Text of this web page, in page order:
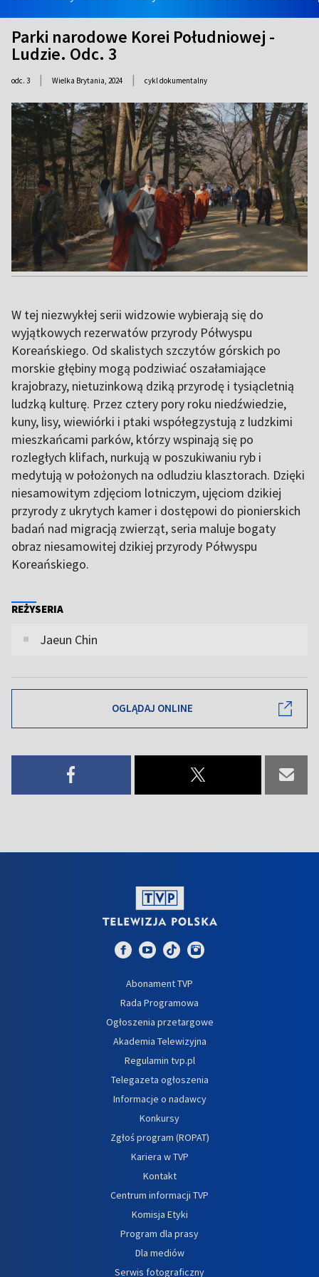
Parki narodowe Korei Południowej -
Ludzie. Odc. 3
odc. 3 | Wielka Brytania, 2024 | cykl dokumentalny
W tej niezwykłej serii widzowie wybierają się do
wyjątkowych rezerwatów przyrody Półwyspu
Koreańskiego. Od skalistych szczytów górskich po
morskie głębiny mogą podziwiać oszałamiające
krajobrazy, nietuzinkową dziką przyrodę i tysiącletnią
ludzką kulturę. Przez cztery pory roku niedźwiedzie,
kuny, lisy, wiewiórki i ptaki współegzystują z ludzkimi
mieszkańcami parków, którzy wspinają się po
rozległych klifach, nurkują w poszukiwaniu ryb i
medytują w położonych na odludziu klasztorach. Dzięki
niesamowitym zdjęciom lotniczym, ujęciom dzikiej
przyrody z ukrytych kamer i dostępowi do pionierskich
badań nad migracją zwierząt, seria maluje bogaty
obraz niesamowitej dzikiej przyrody Półwyspu
Koreańskiego.
REŻYSERIA
Jaeun Chin
OGLĄDAJ ONLINE
Abonament TVP
Rada Programowa
Ogłoszenia przetargowe
Akademia Telewizyjna
Regulamin tvp.pl
Telegazeta ogłoszenia
Informacje o nadawcy
Konkursy
Zgłoś program (ROPAT)
Kariera w TVP
Kontakt
Centrum informacji TVP
Komisja Etyki
Program dla prasy
Dla mediów
Serwis fotograficzny